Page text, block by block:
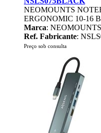
NEOMOUNTS
ERGONOMIC 10-16
Marca: NEOMOUNTS
Ref. Fabricante:
Preço sob consulta